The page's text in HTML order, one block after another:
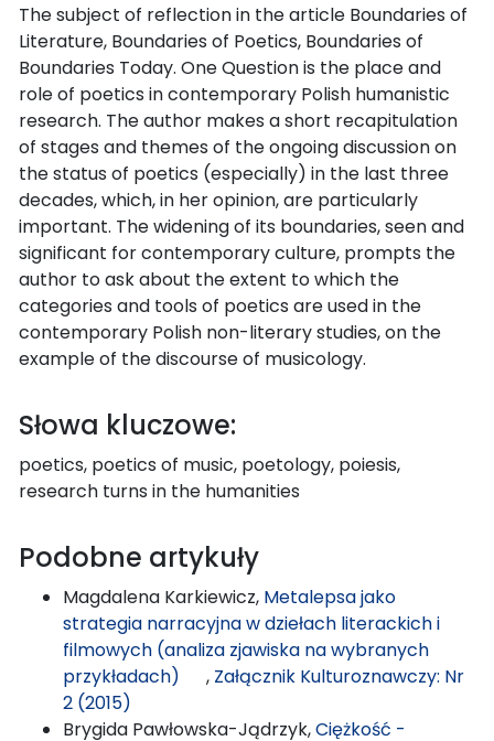
The subject of reflection in the article Boundaries of
Literature, Boundaries of Poetics, Boundaries of
Boundaries Today. One Question is the place and
role of poetics in contemporary Polish humanistic
research. The author makes a short recapitulation
of stages and themes of the ongoing discussion on
the status of poetics (especially) in the last three
decades, which, in her opinion, are particularly
important. The widening of its boundaries, seen and
significant for contemporary culture, prompts the
author to ask about the extent to which the
categories and tools of poetics are used in the
contemporary Polish non-literary studies, on the
example of the discourse of musicology.
Słowa kluczowe:
poetics, poetics of music, poetology, poiesis,
research turns in the humanities
Podobne artykuły
Magdalena Karkiewicz, Metalepsa jako
strategia narracyjna w dziełach literackich i
filmowych (analiza zjawiska na wybranych
przykładach) , Załącznik Kulturoznawczy: Nr
2 (2015)
Brygida Pawłowska-Jądrzyk,Ciężkość -